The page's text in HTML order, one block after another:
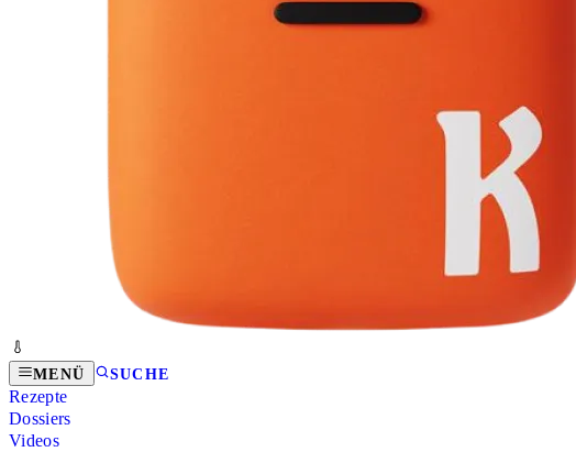
MENÜ SUCHE
Rezepte
Dossiers
Videos